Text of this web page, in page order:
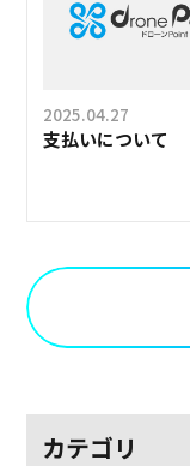
2025.04.27
支払いについて
カテゴリ